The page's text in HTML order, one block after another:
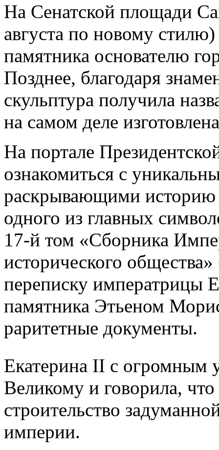
На Сенатской площади
августа по новому
памятника основателю
Позднее, благодаря
скульптура получила
на самом деле
На портале
ознакомиться с
раскрывающими историю
одного из главных
17-й том «Сборника
исторического
переписку императрицы
памятника Этьеном
раритетные документы.
Екатерина II с огромным
Великому и говорила, что
строительство
империи.